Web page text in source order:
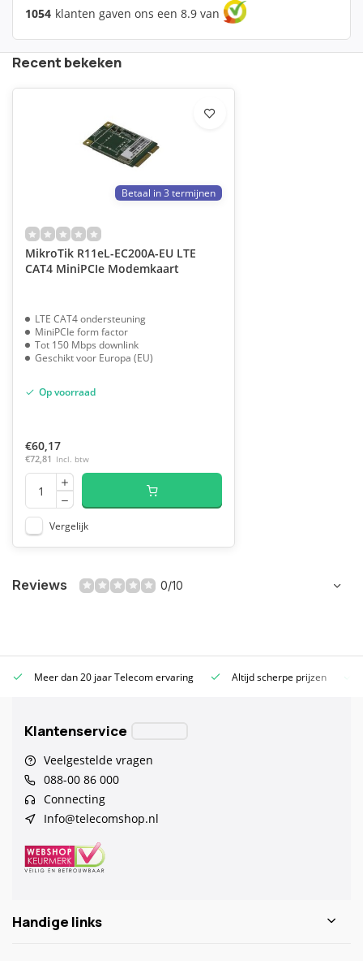
1054 klanten gaven ons een 8.9 van
Recent bekeken
Betaal in 3 termijnen
MikroTik R11eL-EC200A-EU LTE
CAT4 MiniPCIe Modemkaart
LTE CAT4 ondersteuning
MiniPCIe form factor
Tot 150 Mbps downlink
Geschikt voor Europa (EU)
Op voorraad
€60,17
€72,81 Incl. btw
Vergelijk
Reviews 0/10
Meer dan 20 jaar Telecom ervaring Altijd scherpe prijzen
Klantenservice
Veelgestelde vragen
088-00 86 000
Connecting
Info@telecomshop.nl
Handige links